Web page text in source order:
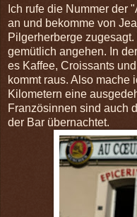
Ich rufe die Nummer der
an und bekomme von
Pilgerherberge
gemütlich angehen. In
es Kaffee, Croissants
kommt raus. Also mache
Kilometern eine
Französinnen sind auch
der Bar übernachtet.